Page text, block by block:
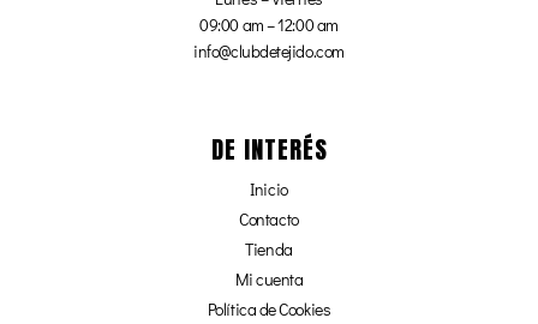
09:00 am – 12:00 am
info@clubdetejido.com
DE INTERÉS
Inicio
Contacto
Tienda
Mi cuenta
Política de Cookies